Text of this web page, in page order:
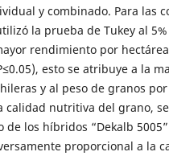
y combinado. Para las
la prueba de Tukey al
rendimiento por
esto se atribuye a la
y al peso de granos por
calidad nutritiva del grano,
los híbridos “Dekalb 5005”
proporcional a la